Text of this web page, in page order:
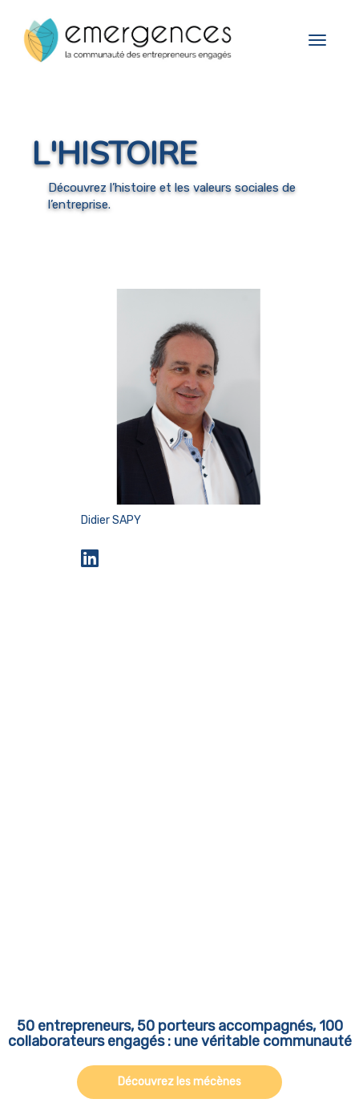
Toggle
Didier SAPY
L'HISTOIRE
Découvrez l’histoire et les valeurs sociales de
l’entreprise.
50 entrepreneurs, 50 porteurs accompagnés, 100
collaborateurs engagés : une véritable communauté
Découvrez les mécènes